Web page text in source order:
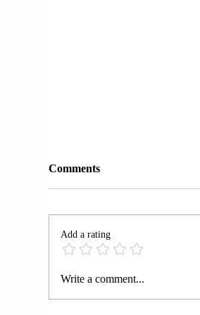
PRESIDENTI DANLLD
Comments
Add a rating
Write a comment...